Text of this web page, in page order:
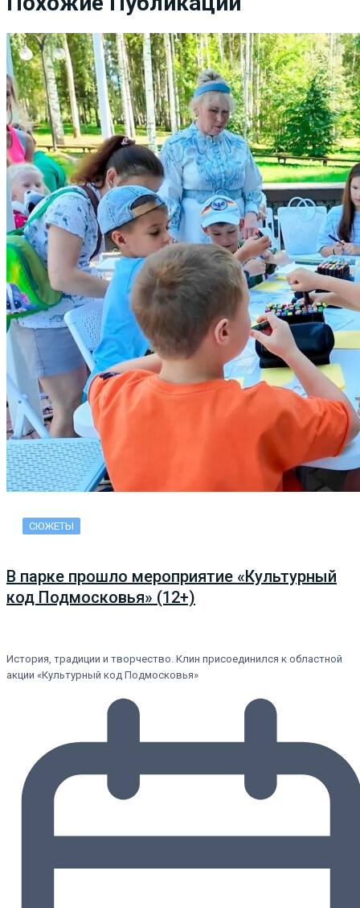
СЮЖЕТЫ
В парке прошло мероприятие «Культурный
код Подмосковья» (12+)
История, традиции и творчество. Клин присоединился к областной
акции «Культурный код Подмосковья»